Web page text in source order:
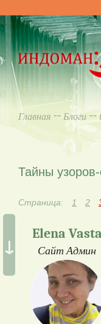
Главная ↔ Блоги ↔
↓
Тайны
Страница: 1 2
Elena Vasta
Сайт Админ